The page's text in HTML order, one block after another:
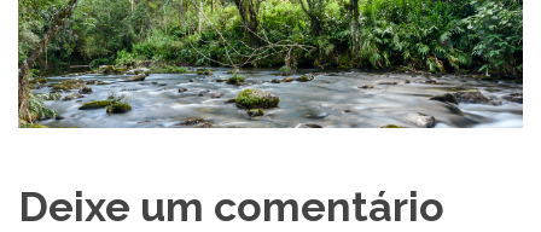
Deixe um comentário